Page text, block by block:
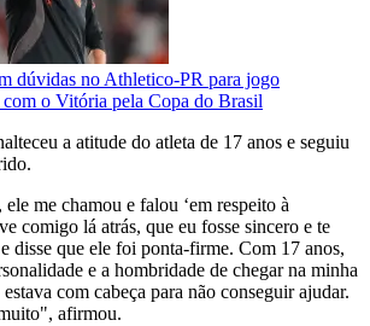
dúvidas no Athletico-PR para jogo
o Vitória pela Copa do Brasil
a atitude do atleta de 17 anos e seguiu
me chamou e falou ‘em respeito à
comigo lá atrás, que eu fosse sincero e te
disse que ele foi ponta-firme. Com 17 anos,
e a hombridade de chegar na minha
com cabeça para não conseguir ajudar.
afirmou.